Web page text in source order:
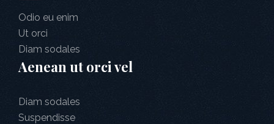
Odio eu enim
Ut orci
Diam sodales
Aenean ut orci vel
Diam sodales
Suspendisse